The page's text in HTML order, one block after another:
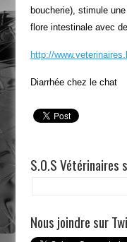
boucherie), stimule
flore intestinale avec
http://
Diarrhée chez le chat
S.O.S Vétérinaires
Nous joindre sur